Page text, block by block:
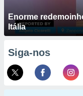
Enorme
Itália
Siga-nos